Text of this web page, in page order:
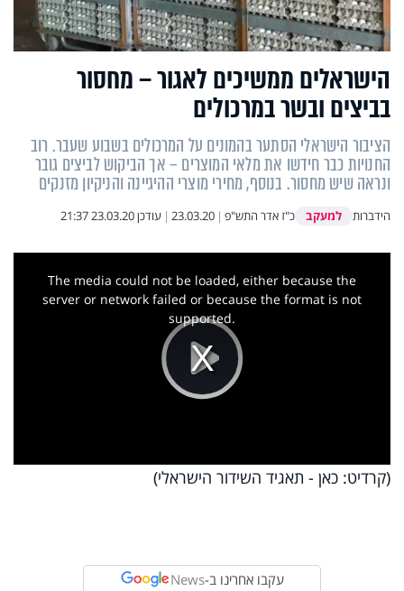
הישראלים ממשיכים לאגור – מחסור
בביצים ובשר במרכולים
הציבור הישראלי הסתער בהמונים על המרכולים בשבוע שעבר. רוב
החנויות כבר חידשו את מלאי המוצרים – אך הביקוש לביצים גובר
ונראה שיש מחסור. בנוסף, מחירי מוצרי ההיגיינה והניקיון מזנקים
הידברות למעקב כ"ז אדר התש"פ |
23.03.20
| עודכן23.03.20 21:37
Play
Video
This
The media could not be loaded, either because the
server or network failed or because the format is not
supported.
(קרדיט: כאן - תאגיד השידור הישראלי)
עקבו אחרינו ב-News